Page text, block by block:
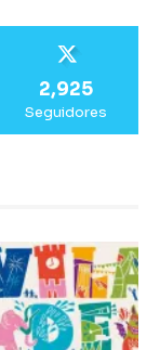
2,925
Seguidores